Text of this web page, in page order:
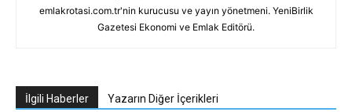
emlakrotasi.com.tr'nin kurucusu ve yayın yönetmeni. YeniBirlik
Gazetesi Ekonomi ve Emlak Editörü.
İlgili Haberler Yazarın Diğer İçerikleri